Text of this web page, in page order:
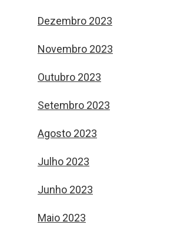
Dezembro 2023
Novembro 2023
Outubro 2023
Setembro 2023
Agosto 2023
Julho 2023
Junho 2023
Maio 2023